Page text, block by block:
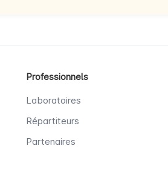
Professionnels
Laboratoires
Répartiteurs
Partenaires